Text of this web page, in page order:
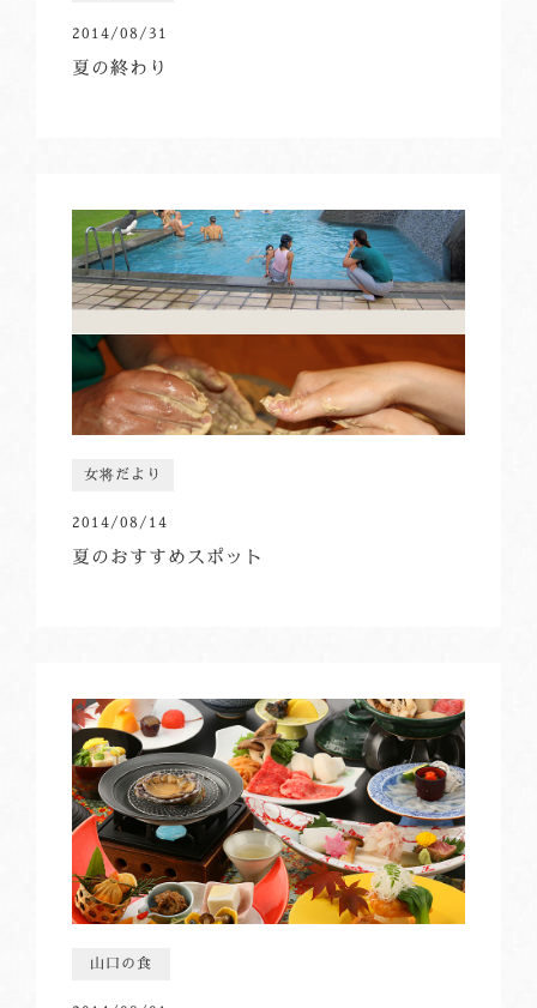
2014/08/31
夏の終わり
女将だより
2014/08/14
夏のおすすめスポット
山口の食